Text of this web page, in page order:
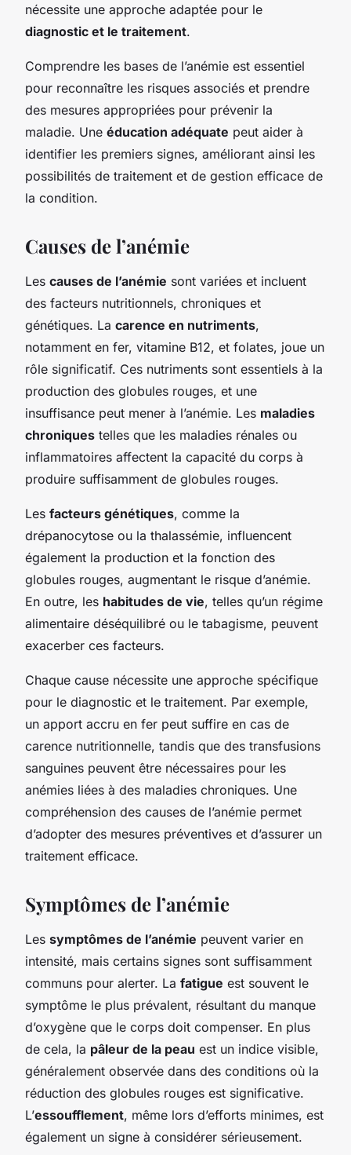
nécessite une approche adaptée pour le
diagnostic et le traitement.
Comprendre les bases de l’anémie est essentiel
pour reconnaître les risques associés et prendre
des mesures appropriées pour prévenir la
maladie. Une éducation adéquate peut aider à
identifier les premiers signes, améliorant ainsi les
possibilités de traitement et de gestion efficace de
la condition.
Causes de l’anémie
Les causes de l’anémie sont variées et incluent
des facteurs nutritionnels, chroniques et
génétiques. La carence en nutriments,
notamment en fer, vitamine B12, et folates, joue un
rôle significatif. Ces nutriments sont essentiels à la
production des globules rouges, et une
insuffisance peut mener à l’anémie. Les maladies
chroniques telles que les maladies rénales ou
inflammatoires affectent la capacité du corps à
produire suffisamment de globules rouges.
Les facteurs génétiques, comme la
drépanocytose ou la thalassémie, influencent
également la production et la fonction des
globules rouges, augmentant le risque d’anémie.
En outre, les habitudes de vie, telles qu’un régime
alimentaire déséquilibré ou le tabagisme, peuvent
exacerber ces facteurs.
Chaque cause nécessite une approche spécifique
pour le diagnostic et le traitement. Par exemple,
un apport accru en fer peut suffire en cas de
carence nutritionnelle, tandis que des transfusions
sanguines peuvent être nécessaires pour les
anémies liées à des maladies chroniques. Une
compréhension des causes de l’anémie permet
d’adopter des mesures préventives et d’assurer un
traitement efficace.
Symptômes de l’anémie
Les symptômes de l’anémie peuvent varier en
intensité, mais certains signes sont suffisamment
communs pour alerter. La fatigue est souvent le
symptôme le plus prévalent, résultant du manque
d’oxygène que le corps doit compenser. En plus
de cela, la pâleur de la peau est un indice visible,
généralement observée dans des conditions où la
réduction des globules rouges est significative.
L’essoufflement, même lors d’efforts minimes, est
également un signe à considérer sérieusement.